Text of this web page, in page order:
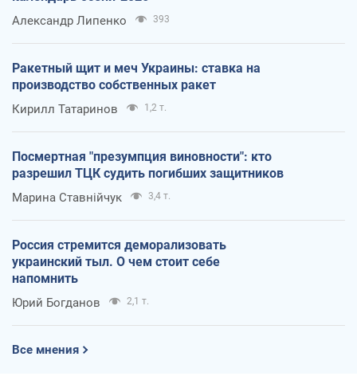
Александр Липенко 393
Ракетный щит и меч Украины: ставка на
производство собственных ракет
Кирилл Татаринов 1,2 т.
Посмертная "презумпция виновности": кто
разрешил ТЦК судить погибших защитников
Марина Ставнійчук 3,4 т.
Россия стремится деморализовать
украинский тыл. О чем стоит себе
напомнить
Юрий Богданов 2,1 т.
Все мнения